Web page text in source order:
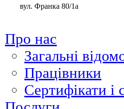
вул. Франка 80/1а
Про нас
Загальні
Працівники
Сертифікати і